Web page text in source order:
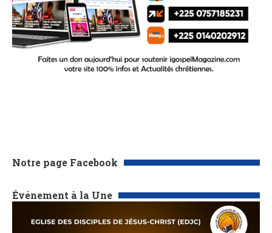
Notre page Facebook
Événement à la Une